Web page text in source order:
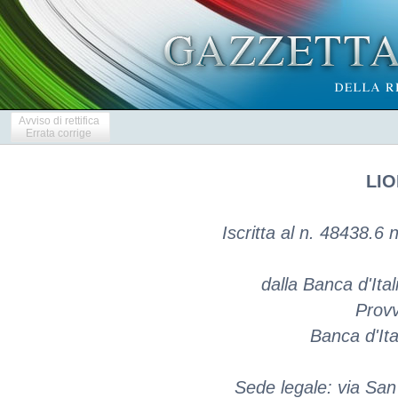
Avviso di rettifica
Errata corrige
Iscritta al n. 48438.6
dalla Banca
Banca
Sede legale: via